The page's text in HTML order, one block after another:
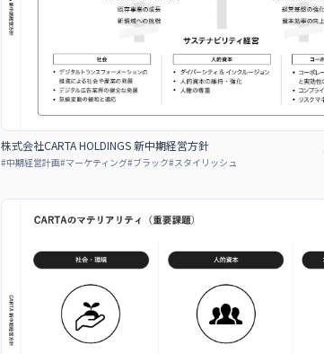
株式会社CARTA HOLDINGS 新中期経営方針
#中期経営計画#マーケティング#ブラック#スタイリッシュ